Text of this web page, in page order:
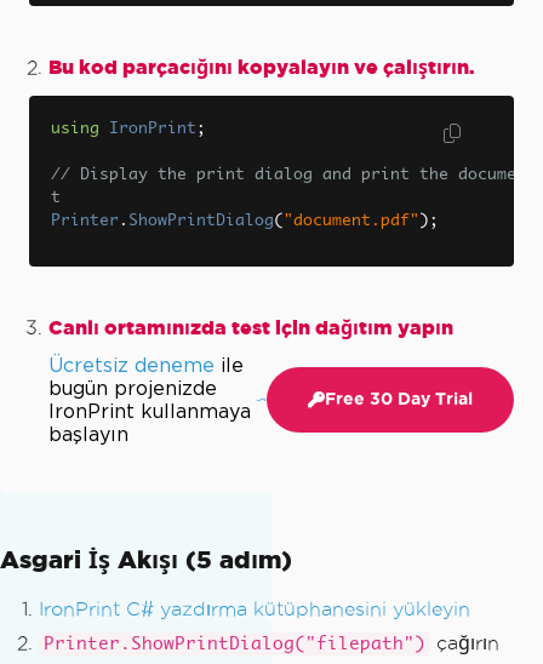
Bu kod parçacığını kopyalayın ve çalıştırın.
using IronPrint ;
// Display the print dialog and print the documen
t
Printer . ShowPrintDialog( "document.pdf" );
Canlı ortamınızda test için dağıtım yapın
Ücretsiz deneme ile
bugün projenizde
IronPrint kullanmaya
başlayın
Free 30 Day Trial
Asgari İş Akışı (5 adım)
IronPrint C# yazdırma kütüphanesini yükleyin
Printer.ShowPrintDialog("filepath") çağırın